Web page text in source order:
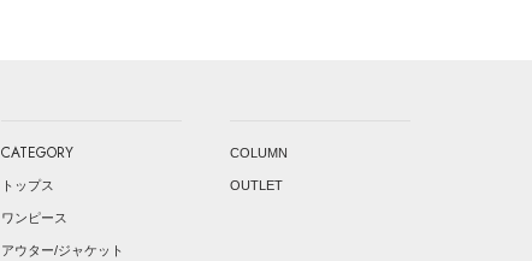
CATEGORY
トップス
ワンピース
アウター/ジャケット
COLUMN
OUTLET